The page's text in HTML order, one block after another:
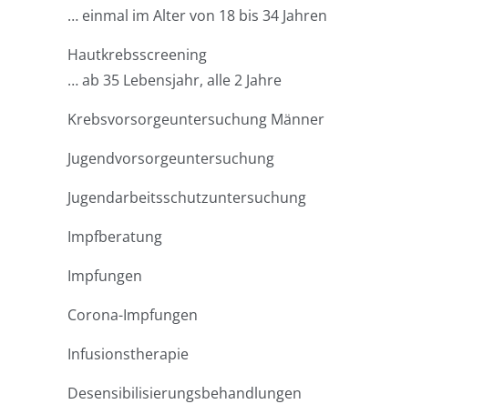
… einmal im Alter von 18 bis 34 Jahren
Hautkrebsscreening
… ab 35 Lebensjahr, alle 2 Jahre
Krebsvorsorgeuntersuchung Männer
Jugendvorsorgeuntersuchung
Jugendarbeitsschutzuntersuchung
Impfberatung
Impfungen
Corona-Impfungen
Infusionstherapie
Desensibilisierungsbehandlungen